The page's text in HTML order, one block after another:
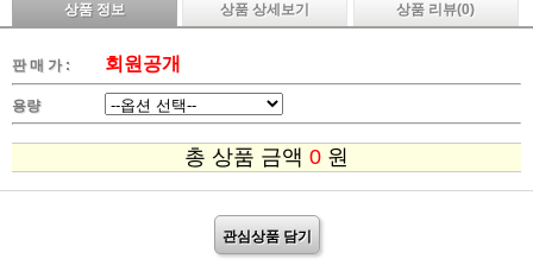
상품 정보 상품 상세보기 상품 리뷰(0)
판 매 가 : 회원공개
용량
총 상품 금액 0 원
관심상품 담기